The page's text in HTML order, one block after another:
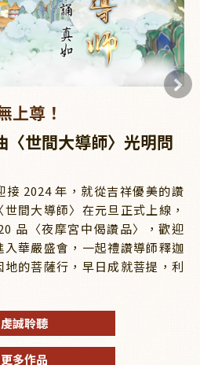
上尊！
〈世間大導師〉光明問
2024 年，就從吉祥優美的讚
間大導師〉在元旦正式上線，
品〈夜摩宮中偈讚品〉，歡迎
華嚴盛會，一起禮讚導師釋迦
的菩薩行，早日成就菩提，利
虔誠聆聽
更多作品